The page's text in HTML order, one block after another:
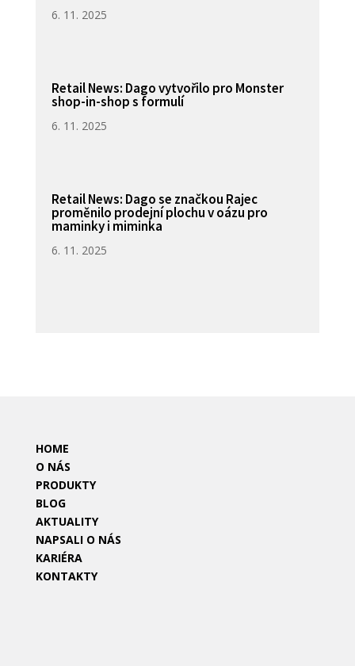
6. 11. 2025
Retail News: Dago vytvořilo pro Monster
shop-in-shop s formulí
6. 11. 2025
Retail News: Dago se značkou Rajec
proměnilo prodejní plochu v oázu pro
maminky i miminka
6. 11. 2025
HOME
O NÁS
PRODUKTY
BLOG
AKTUALITY
NAPSALI O NÁS
KARIÉRA
KONTAKTY